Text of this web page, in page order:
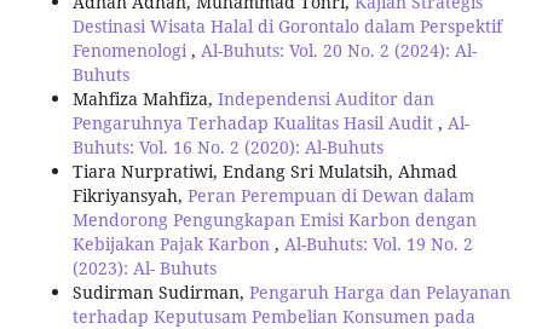
Destinasi Wisata Halal di Gorontalo dalam Perspektif
Fenomenologi, Al-Buhuts: Vol. 20 No. 2 (2024): Al-
Buhuts
Mahfiza Mahfiza, Independensi Auditor dan
Pengaruhnya Terhadap Kualitas Hasil Audit , Al-
Buhuts: Vol. 16 No. 2 (2020): Al-Buhuts
Tiara Nurpratiwi, Endang Sri Mulatsih, Ahmad
Fikriyansyah, Peran Perempuan di Dewan dalam
Mendorong Pengungkapan Emisi Karbon dengan
Kebijakan Pajak Karbon , Al-Buhuts: Vol. 19 No. 2
(2023): Al- Buhuts
Sudirman Sudirman, Pengaruh Harga dan Pelayanan
terhadap Keputusam Pembelian Konsumen pada